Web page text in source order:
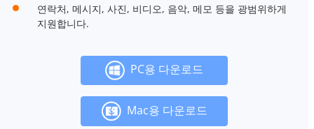
연락처, 메시지, 사진, 비디오, 음악, 메모 등을 광범위하게
지원합니다.
PC용 다운로드
Mac용 다운로드